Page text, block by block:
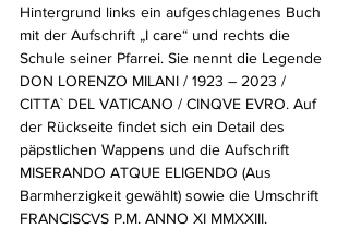
Hintergrund links ein aufgeschlagenes Buch
mit der Aufschrift „I care“ und rechts die
Schule seiner Pfarrei. Sie nennt die Legende
DON LORENZO MILANI / 1923 – 2023 /
CITTA` DEL VATICANO / CINQVE EVRO. Auf
der Rückseite findet sich ein Detail des
päpstlichen Wappens und die Aufschrift
MISERANDO ATQUE ELIGENDO (Aus
Barmherzigkeit gewählt) sowie die Umschrift
FRANCISCVS P.M. ANNO XI MMXXIII.